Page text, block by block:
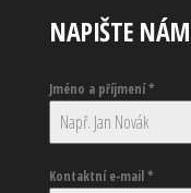
NAPIŠTE
Jméno a příjmení*
Kontaktní e-mail*